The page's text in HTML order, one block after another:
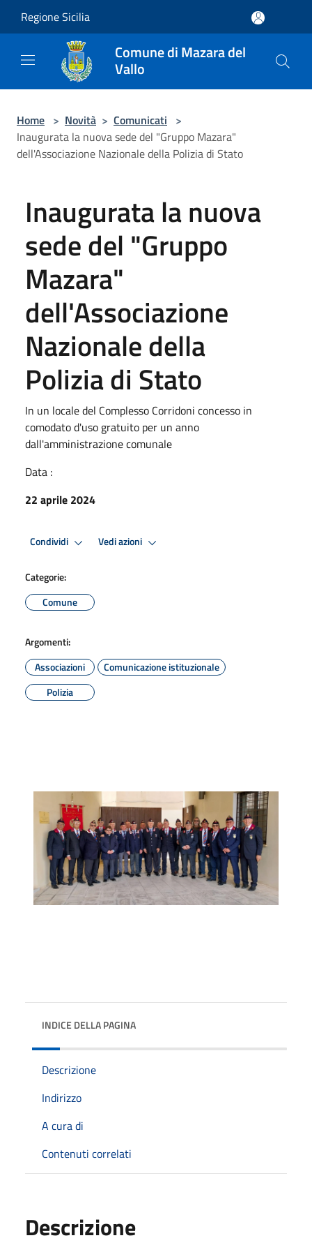
Regione Sicilia
Comune di Mazara del
Vallo
Home > Novità > Comunicati >
Inaugurata la nuova sede del "Gruppo Mazara"
dell'Associazione Nazionale della Polizia di Stato
Inaugurata la nuova
sede del "Gruppo
Mazara"
dell'Associazione
Nazionale della
Polizia di Stato
In un locale del Complesso Corridoni concesso in
comodato d'uso gratuito per un anno
dall'amministrazione comunale
Data :
22 aprile 2024
Condividi Vedi azioni
Categorie:
Comune
Argomenti:
Associazioni
Comunicazione istituzionale
Polizia
INDICE DELLA PAGINA
Descrizione
Indirizzo
A cura di
Contenuti correlati
Descrizione